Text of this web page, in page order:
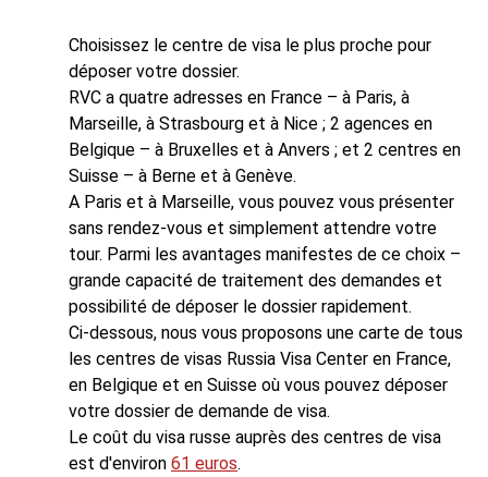
Choisissez le centre de visa le plus proche pour
déposer votre dossier.
RVC a quatre adresses en France – à Paris, à
Marseille, à Strasbourg et à Nice ; 2 agences en
Belgique – à Bruxelles et à Anvers ; et 2 centres en
Suisse – à Berne et à Genève.
A Paris et à Marseille, vous pouvez vous présenter
sans rendez-vous et simplement attendre votre
tour. Parmi les avantages manifestes de ce choix –
grande capacité de traitement des demandes et
possibilité de déposer le dossier rapidement.
Ci-dessous, nous vous proposons une carte de tous
les centres de visas Russia Visa Center en France,
en Belgique et en Suisse où vous pouvez déposer
votre dossier de demande de visa.
Le coût du visa russe auprès des centres de visa
est d'environ 61 euros.